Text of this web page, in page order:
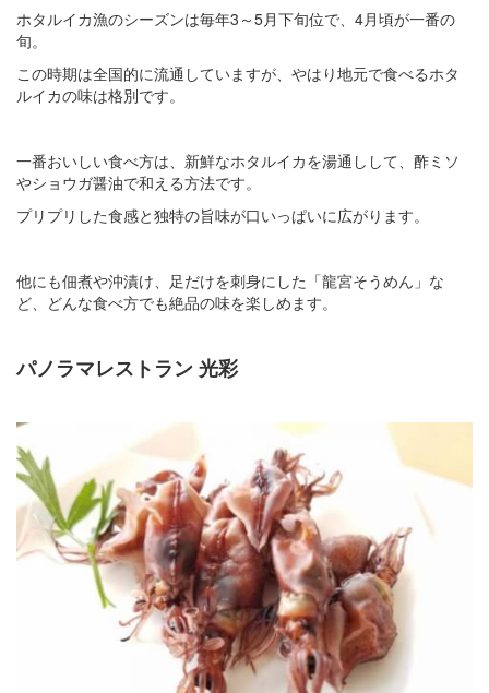
ホタルイカ漁のシーズンは毎年3～5月下旬位で、4月頃が一番の
旬。
この時期は全国的に流通していますが、やはり地元で食べるホタ
ルイカの味は格別です。
一番おいしい食べ方は、新鮮なホタルイカを湯通しして、酢ミソ
やショウガ醤油で和える方法です。
プリプリした食感と独特の旨味が口いっぱいに広がります。
他にも佃煮や沖漬け、足だけを刺身にした「龍宮そうめん」な
ど、どんな食べ方でも絶品の味を楽しめます。
パノラマレストラン 光彩